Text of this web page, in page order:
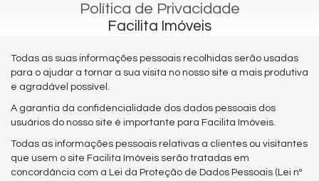
Política de Privacidade
Facilita Imóveis
Todas as suas informações pessoais recolhidas serão usadas
para o ajudar a tornar a sua visita no nosso site a mais produtiva
e agradável possível.
A garantia da confidencialidade dos dados pessoais dos
usuários do nosso site é importante para Facilita Imóveis.
Todas as informações pessoais relativas a clientes ou visitantes
que usem o site Facilita Imóveis serão tratadas em
concordância com a Lei da Proteção de Dados Pessoais (Lei nº